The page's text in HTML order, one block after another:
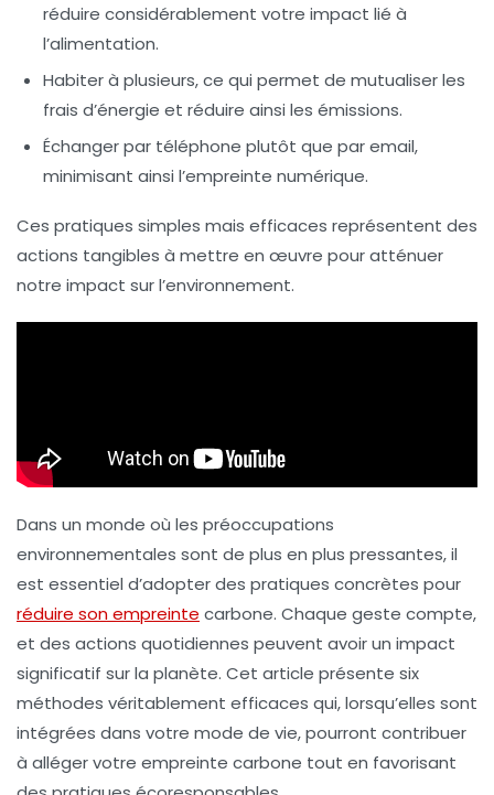
réduire considérablement votre impact lié à
l’alimentation.
Habiter à plusieurs, ce qui permet de mutualiser les
frais d’énergie et réduire ainsi les émissions.
Échanger par téléphone plutôt que par email,
minimisant ainsi l’empreinte numérique.
Ces pratiques simples mais efficaces représentent des
actions tangibles à mettre en œuvre pour atténuer
notre impact sur l’environnement.
Dans un monde où les préoccupations
environnementales sont de plus en plus pressantes, il
est essentiel d’adopter des pratiques concrètes pour
réduire son empreinte carbone. Chaque geste compte,
et des actions quotidiennes peuvent avoir un impact
significatif sur la planète. Cet article présente six
méthodes véritablement efficaces qui, lorsqu’elles sont
intégrées dans votre mode de vie, pourront contribuer
à alléger votre empreinte carbone tout en favorisant